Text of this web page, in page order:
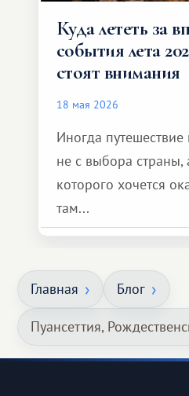
Куда лететь за
события лета
стоят внимания
18 мая 2026
Иногда путешествие
не с выбора страны,
которого хочется
там...
Главная Блог
Пуансеттия,